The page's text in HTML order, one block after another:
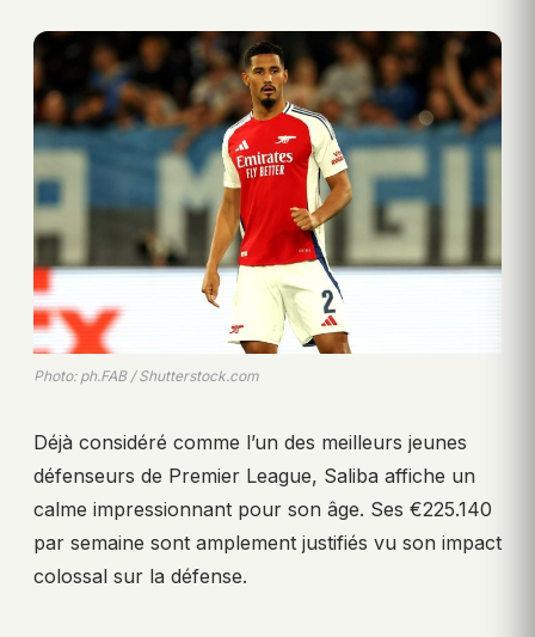
Photo: ph.FAB / Shutterstock.com
Déjà considéré comme l’un des meilleurs jeunes
défenseurs de Premier League, Saliba affiche un
calme impressionnant pour son âge. Ses €225.140
par semaine sont amplement justifiés vu son impact
colossal sur la défense.